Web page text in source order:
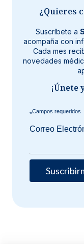
¿Quieres
Suscríbete a
acompaña con
Cada mes
novedades
*
Correo